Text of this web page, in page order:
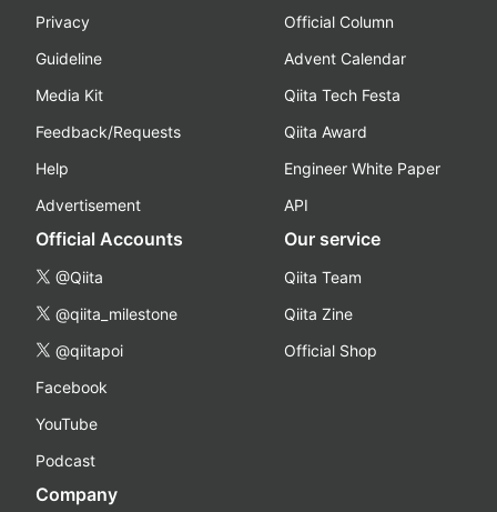
Privacy
Guideline
Media Kit
Feedback/Requests
Help
Advertisement
Official Column
Advent Calendar
Qiita Tech Festa
Qiita Award
Engineer White Paper
API
Official Accounts
@Qiita
@qiita_milestone
@qiitapoi
Facebook
YouTube
Podcast
Our service
Qiita Team
Qiita Zine
Official Shop
Company